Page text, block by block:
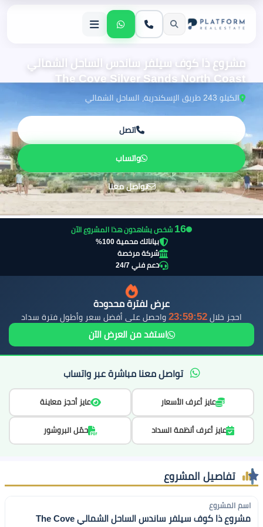
مشروع ذا كوف سيلفر ساندس الساحل الشمالي
The Cove Silver Sands North Coast
الكيلو 243 طريق الإسكندرية، الساحل الشمالي
اتصل
واتساب
تواصل معنا
15 شخص يشاهدون هذا المشروع الآن
بياناتك محمية 100%
شركة مرخصة
دعم فني 24/7
عرض لفترة محدودة
احجز خلال 23:59:51 واحصل على أفضل سعر وأطول فترة سداد
استفد من العرض الآن
تواصل معنا مباشرة عبر واتساب
عايز أعرف الأسعار عايز أحجز معاينة
عايز أعرف أنظمة السداد حمّل البروشور
تفاصيل المشروع
اسم المشروع
مشروع ذا كوف سيلفر ساندس الساحل الشمالي The Cove